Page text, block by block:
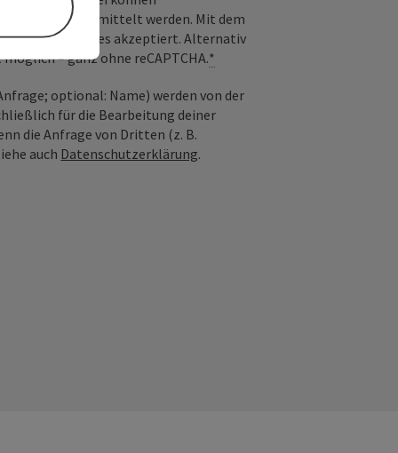
an Google übermittelt werden. Mit dem
Cookies akzeptiert. Alternativ
– ganz ohne reCAPTCHA.*
optional: Name) werden von der
für die Bearbeitung deiner
die Anfrage von Dritten (z. B.
auch Datenschutzerklärung.